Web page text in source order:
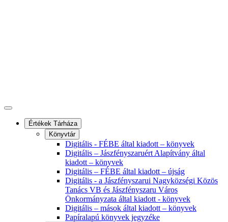
Értékek Tárháza
Könyvtár
Digitális - FÉBE által kiadott – könyvek
Digitális – Jászfényszaruért Alapítvány által
kiadott – könyvek
Digitális – FÉBE által kiadott – újság
Digitális - a Jászfényszarui Nagyközségi Közös
Tanács VB és Jászfényszaru Város
Önkormányzata által kiadott - könyvek
Digitális – mások által kiadott – könyvek
Papíralapú könyvek jegyzéke